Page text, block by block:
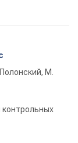
М.
контрольных